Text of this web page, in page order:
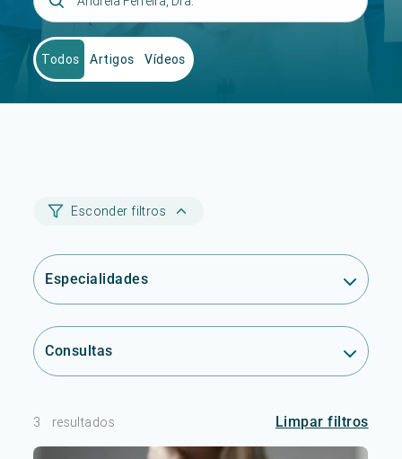
Todos Artigos Vídeos
Esconder filtros
Especialidades
Consultas
3 resultados Limpar filtros